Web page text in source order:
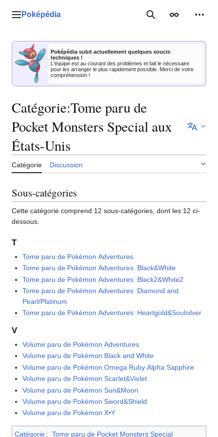
Menu principal
Poképédia RechercherApparence
Poképédia subit actuellement quelques soucis
techniques !
L'équipe est au courant des problèmes et fait le nécessaire
pour les arranger le plus rapidement possible. Merci de votre
compréhension !
Catégorie:Tome paru de
Pocket Monsters Special aux
États-Unis
Catégorie Discussion
Sous-catégories
Cette catégorie comprend 12 sous-catégories, dont les 12 ci-
dessous.
T
Tome paru de Pokémon Adventures
Tome paru de Pokémon Adventures: Black&White
Tome paru de Pokémon Adventures: Black2&White2
Tome paru de Pokémon Adventures: Diamond and
Pearl/Platinum
Tome paru de Pokémon Adventures: Heartgold&Soulsilver
V
Volume paru de Pokémon Adventures
Volume paru de Pokémon Black and White
Volume paru de Pokémon Omega Ruby Alpha Sapphire
Volume paru de Pokémon Scarlet&Violet
Volume paru de Pokémon Sun&Moon
Volume paru de Pokémon Sword&Shield
Volume paru de Pokémon X•Y
Catégorie : Tome paru de Pocket Monsters Special